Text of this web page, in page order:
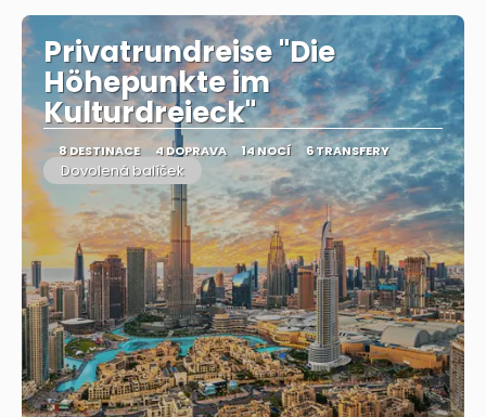
Privatrundreise "Die
Höhepunkte im
Kulturdreieck"
8 DESTINACE 4 DOPRAVA 14 NOCÍ 6 TRANSFERY
Dovolená balíček